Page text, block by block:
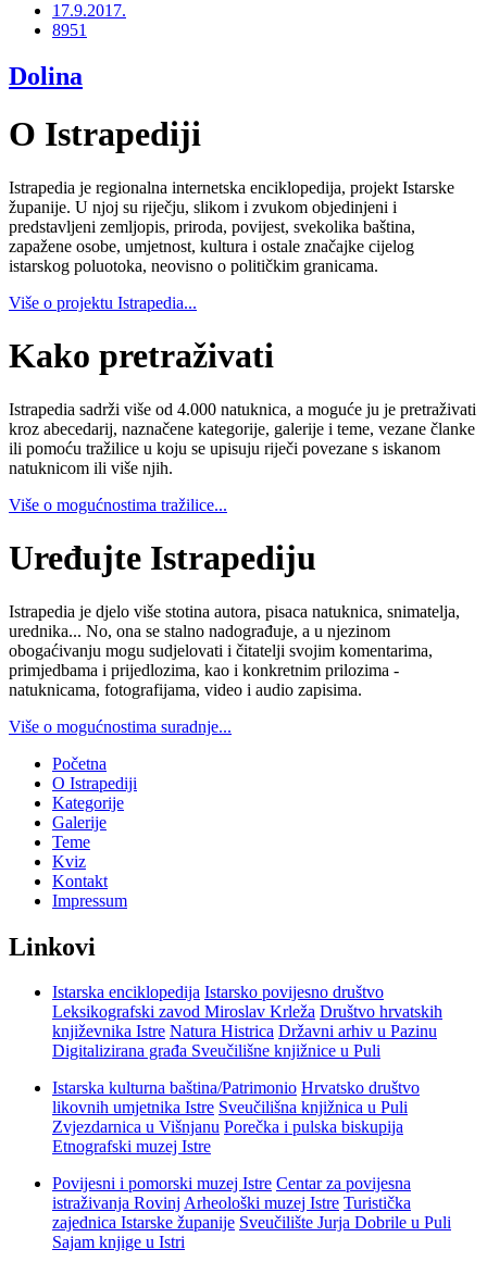
17.9.2017.
8951
Dolina
O Istrapediji
Istrapedia je regionalna internetska enciklopedija, projekt Istarske
županije. U njoj su riječju, slikom i zvukom objedinjeni i
predstavljeni zemljopis, priroda, povijest, svekolika baština,
zapažene osobe, umjetnost, kultura i ostale značajke cijelog
istarskog poluotoka, neovisno o političkim granicama.
Više o projektu Istrapedia...
Kako pretraživati
Istrapedia sadrži više od 4.000 natuknica, a moguće ju je pretraživati
kroz abecedarij, naznačene kategorije, galerije i teme, vezane članke
ili pomoću tražilice u koju se upisuju riječi povezane s iskanom
natuknicom ili više njih.
Više o mogućnostima tražilice...
Uređujte Istrapediju
Istrapedia je djelo više stotina autora, pisaca natuknica, snimatelja,
urednika... No, ona se stalno nadograđuje, a u njezinom
obogaćivanju mogu sudjelovati i čitatelji svojim komentarima,
primjedbama i prijedlozima, kao i konkretnim prilozima -
natuknicama, fotografijama, video i audio zapisima.
Više o mogućnostima suradnje...
Početna
O Istrapediji
Kategorije
Galerije
Teme
Kviz
Kontakt
Impressum
Linkovi
Istarska enciklopedija Istarsko povijesno društvo
Leksikografski zavod Miroslav Krleža Društvo hrvatskih
književnika Istre Natura Histrica Državni arhiv u Pazinu
Digitalizirana građa Sveučilišne knjižnice u Puli
Istarska kulturna baština/Patrimonio Hrvatsko društvo
likovnih umjetnika Istre Sveučilišna knjižnica u Puli
Zvjezdarnica u Višnjanu Porečka i pulska biskupija
Etnografski muzej Istre
Povijesni i pomorski muzej Istre Centar za povijesna
istraživanja Rovinj Arheološki muzej Istre Turistička
zajednica Istarske županije Sveučilište Jurja Dobrile u Puli
Sajam knjige u Istri